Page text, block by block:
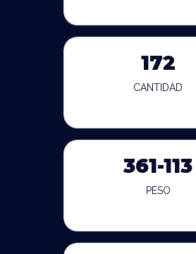
172
CANTIDAD
361-113
PESO